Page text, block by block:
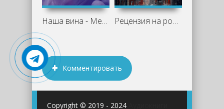
Наша вина - Мерседес Рон Рецензия на роман «Две жизни Изабель»
Комментировать
Copyright © 2019 - 2024